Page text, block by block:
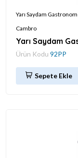
Yarı Saydam
Cambro
Yarı Saydam
Ürün Kodu 92PP
Sepete Ekle